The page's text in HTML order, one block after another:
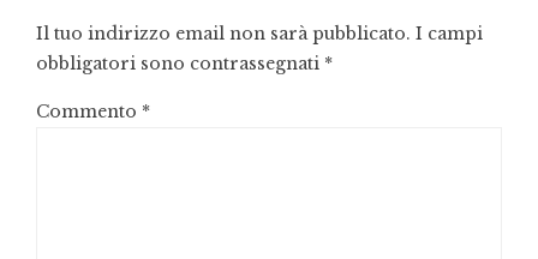
Il tuo indirizzo email non sarà pubblicato. I campi
obbligatori sono contrassegnati *
Commento *